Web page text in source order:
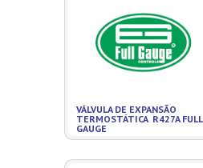
VÁLVULA DE EXPANSÃO
TERMOSTÁTICA R427A FULL
GAUGE